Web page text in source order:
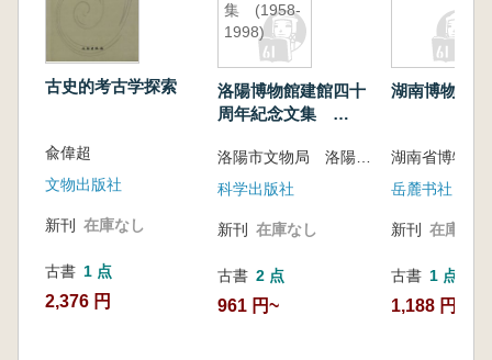
古史的考古学探索
兪偉超
文物出版社
新刊 在庫なし
古書 1 点
2,376 円
集 (1958-
1998)
洛陽博物館建館四十
周年紀念文集
科学出版社
新刊 在庫なし
古書 2 点
961 円~
湖南博物館
湖南省博物
岳麓书社
新刊 在庫なし
古書 1 点
1,188 円